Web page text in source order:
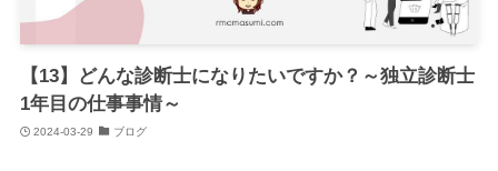
【13】どんな診断士になりたいですか？～独立診断士
1年目の仕事事情～
2024-03-29 ブログ